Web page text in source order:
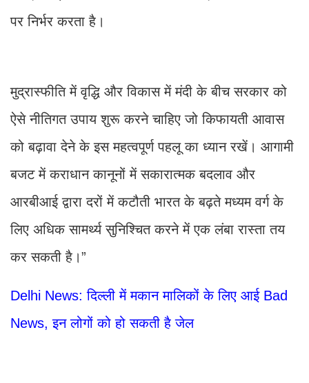
पर निर्भर करता है।
मुद्रास्फीति में वृद्धि और विकास में मंदी के बीच सरकार को
ऐसे नीतिगत उपाय शुरू करने चाहिए जो किफायती आवास
को बढ़ावा देने के इस महत्वपूर्ण पहलू का ध्यान रखें। आगामी
बजट में कराधान कानूनों में सकारात्मक बदलाव और
आरबीआई द्वारा दरों में कटौती भारत के बढ़ते मध्यम वर्ग के
लिए अधिक सामर्थ्य सुनिश्चित करने में एक लंबा रास्ता तय
कर सकती है।”
Delhi News: दिल्ली में मकान मालिकों के लिए आई Bad
News, इन लोगों को हो सकती है जेल